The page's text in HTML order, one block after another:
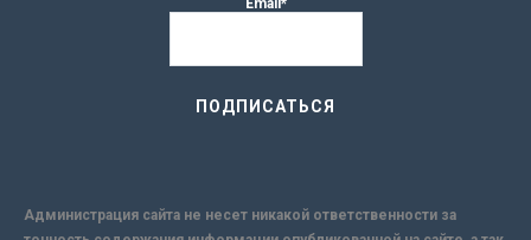
Email*
Администрация сайта не несет никакой ответственности за